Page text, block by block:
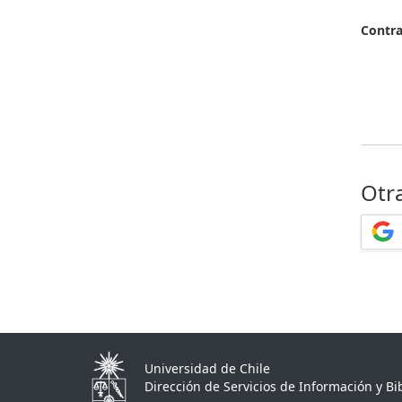
Universidad de Chile
Dirección de Servicios de Información y